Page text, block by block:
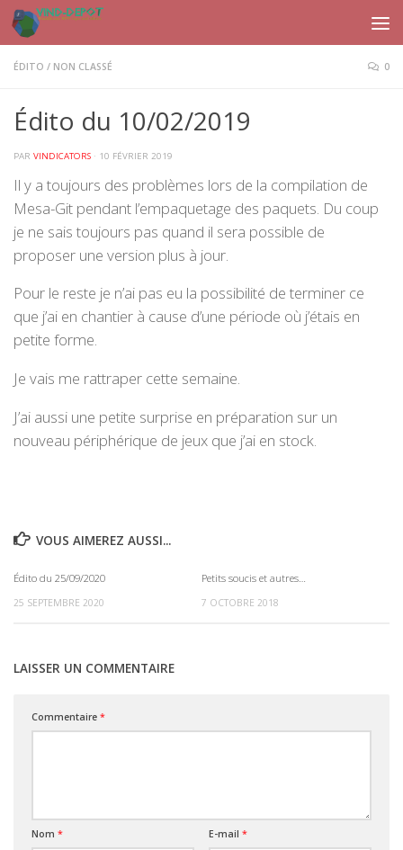
Skip to content
ÉDITO / NON CLASSÉ 0
Édito du 10/02/2019
PAR VINDICATORS · 10 FÉVRIER 2019
Il y a toujours des problèmes lors de la compilation de
Mesa-Git pendant l’empaquetage des paquets. Du coup
je ne sais toujours pas quand il sera possible de
proposer une version plus à jour.
Pour le reste je n’ai pas eu la possibilité de terminer ce
que j’ai en chantier à cause d’une période où j’étais en
petite forme.
Je vais me rattraper cette semaine.
J’ai aussi une petite surprise en préparation sur un
nouveau périphérique de jeux que j’ai en stock.
VOUS AIMEREZ AUSSI...
Édito du 25/09/2020
25 SEPTEMBRE 2020
Petits soucis et autres…
7 OCTOBRE 2018
LAISSER UN COMMENTAIRE
Commentaire *
Nom * E-mail *